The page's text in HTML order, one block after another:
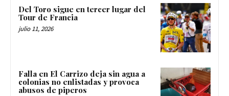
Del Toro sigue en tercer lugar del
Tour de Francia
julio 11, 2026
Falla en El Carrizo deja sin agua a
colonias no enlistadas y provoca
abusos de piperos